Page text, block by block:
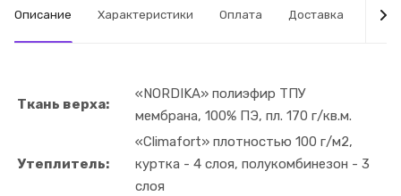
Описание Характеристики Оплата Доставка
Ткань верха:
«NORDIKA» полиэфир ТПУ
мембрана, 100% ПЭ, пл. 170 г/кв.м.
Утеплитель:
«Climafort» плотностью 100 г/м2,
куртка - 4 слоя, полукомбинезон - 3
слоя